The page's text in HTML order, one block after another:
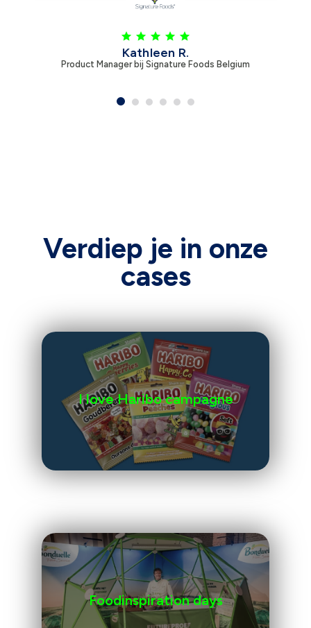
Verdiep je in onze
cases
I love Haribo campagne
Foodinspiration days